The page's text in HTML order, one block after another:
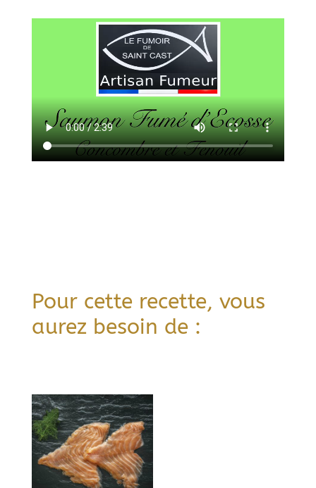
Pour cette recette, vous
aurez besoin de :